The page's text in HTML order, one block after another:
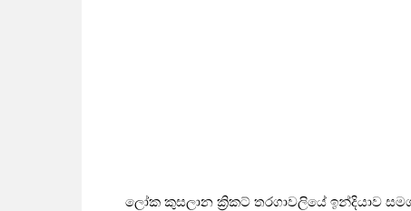
ලෝක කුසලාන ක්‍රිකට් තරගාවලියේ ඉන්දියාව